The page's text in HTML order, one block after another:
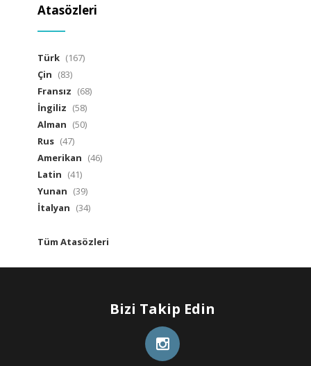
Atasözleri
Türk (167)
Çin (83)
Fransız (68)
İngiliz (58)
Alman (50)
Rus (47)
Amerikan (46)
Latin (41)
Yunan (39)
İtalyan (34)
Tüm Atasözleri
Bizi Takip Edin